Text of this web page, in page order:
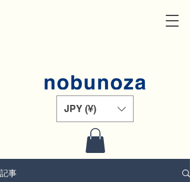
JPY (¥)
記事